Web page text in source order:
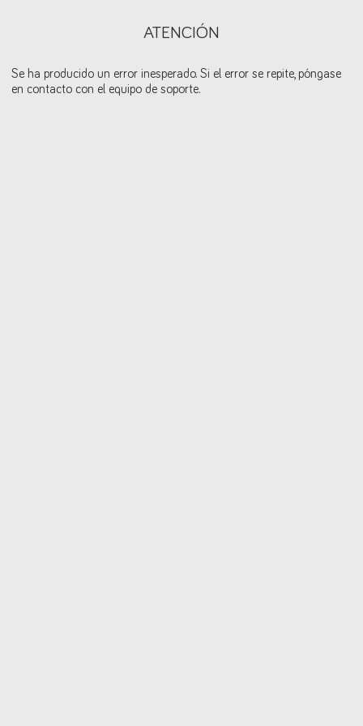
ATENCIÓN
Se ha producido un error inesperado. Si el error se repite, póngase
en contacto con el equipo de soporte.